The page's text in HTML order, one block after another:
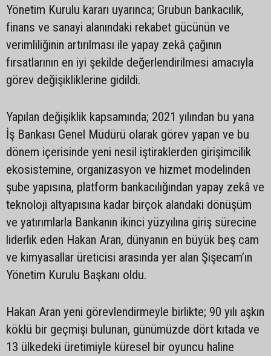
Yönetim Kurulu kararı uyarınca; Grubun bankacılık,
finans ve sanayi alanındaki rekabet gücünün ve
verimliliğinin artırılması ile yapay zekâ çağının
fırsatlarının en iyi şekilde değerlendirilmesi amacıyla
görev değişikliklerine gidildi.
Yapılan değişiklik kapsamında; 2021 yılından bu yana
İş Bankası Genel Müdürü olarak görev yapan ve bu
dönem içerisinde yeni nesil iştiraklerden girişimcilik
ekosistemine, organizasyon ve hizmet modelinden
şube yapısına, platform bankacılığından yapay zekâ ve
teknoloji altyapısına kadar birçok alandaki dönüşüm
ve yatırımlarla Bankanın ikinci yüzyılına giriş sürecine
liderlik eden Hakan Aran, dünyanın en büyük beş cam
ve kimyasallar üreticisi arasında yer alan Şişecam’ın
Yönetim Kurulu Başkanı oldu.
Hakan Aran yeni görevlendirmeyle birlikte; 90 yılı aşkın
köklü bir geçmişi bulunan, günümüzde dört kıtada ve
13 ülkedeki üretimiyle küresel bir oyuncu haline